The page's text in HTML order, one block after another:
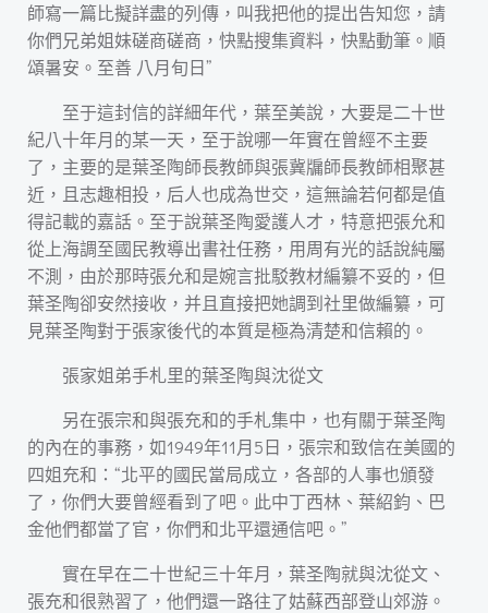
師寫一篇比擬詳盡的列傳，叫我把他的提出告知您，請
你們兄弟姐妹磋商磋商，快點搜集資料，快點動筆。順
頌暑安。至善 八月旬日”
至于這封信的詳細年代，葉至美說，大要是二十世
紀八十年月的某一天，至于說哪一年實在曾經不主要
了，主要的是葉圣陶師長教師與張冀牖師長教師相聚甚
近，且志趣相投，后人也成為世交，這無論若何都是值
得記載的嘉話。至于說葉圣陶愛護人才，特意把張允和
從上海調至國民教導出書社任務，用周有光的話說純屬
不測，由於那時張允和是婉言批駁教材編纂不妥的，但
葉圣陶卻安然接收，并且直接把她調到社里做編纂，可
見葉圣陶對于張家後代的本質是極為清楚和信賴的。
張家姐弟手札里的葉圣陶與沈從文
另在張宗和與張充和的手札集中，也有關于葉圣陶
的內在的事務，如1949年11月5日，張宗和致信在美國的
四姐充和：“北平的國民當局成立，各部的人事也頒發
了，你們大要曾經看到了吧。此中丁西林、葉紹鈞、巴
金他們都當了官，你們和北平還通信吧。”
實在早在二十世紀三十年月，葉圣陶就與沈從文、
張充和很熟習了，他們還一路往了姑蘇西部登山郊游。